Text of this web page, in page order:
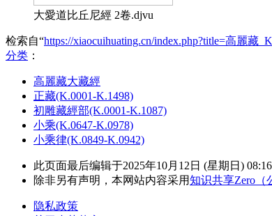
大愛道比丘尼經 2卷.djvu
检索自“https://xiaocuihuating.cn/index.php?title=高麗藏
分类 ：​
高麗藏大藏經
正藏(K.0001-K.1498)
初雕藏經部(K.0001-K.1087)
小乘(K.0647-K.0978)
小乘律(K.0849-K.0942)
此页面最后编辑于2025年10月12日 (星期日) 08:16
除非另有声明，本网站内容采用知识共享Zero（
隐私政策